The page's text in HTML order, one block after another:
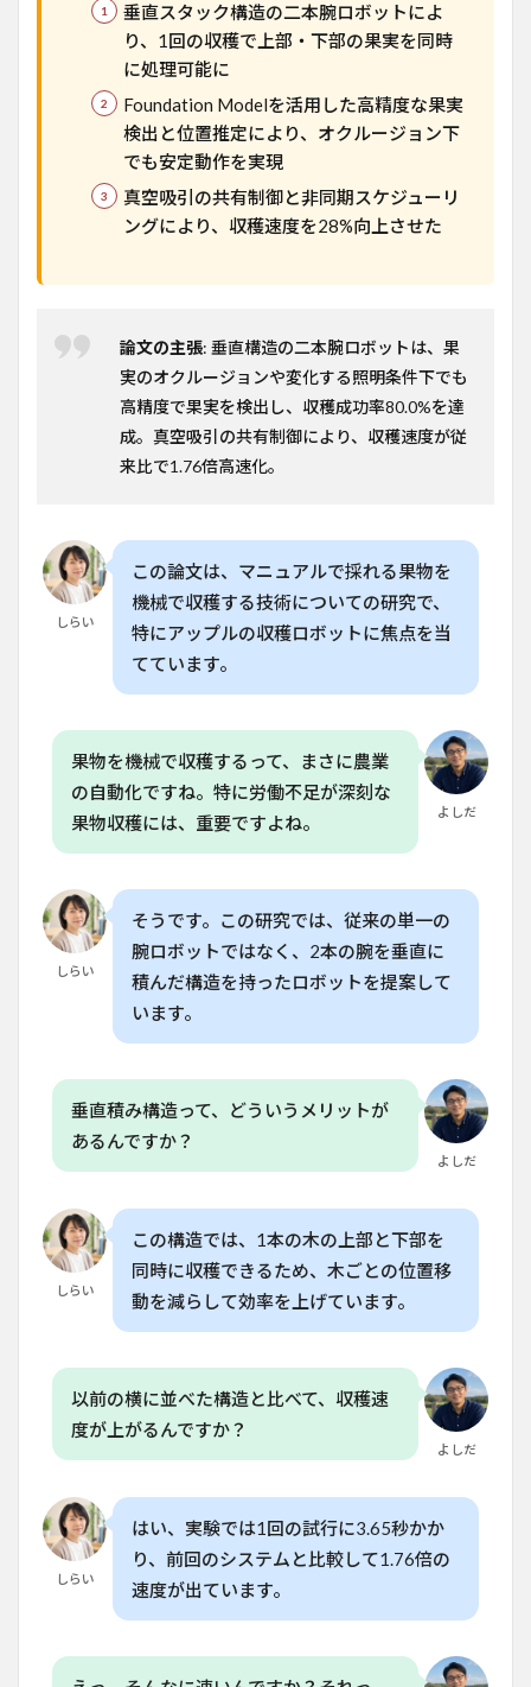
後の
課題
8
📊
本論
文の
主な
論文
垂直スタック構造の二本腕ロボットによ
り、1回の収穫で上部・下部の果実を同時
に処理可能に
Foundation Modelを活用した高精度な果実
検出と位置推定により、オクルージョン下
でも安定動作を実現
真空吸引の共有制御と非同期スケジューリ
ングにより、収穫速度を28%向上させた
論文の主張: 垂直構造の二本腕ロボットは、果
実のオクルージョンや変化する照明条件下でも
高精度で果実を検出し、収穫成功率80.0%を達
成。真空吸引の共有制御により、収穫速度が従
来比で1.76倍高速化。
しらい
この論文は、マニュアルで採れる果物を
機械で収穫する技術についての研究で、
特にアップルの収穫ロボットに焦点を当
てています。
よしだ
果物を機械で収穫するって、まさに農業
の自動化ですね。特に労働不足が深刻な
果物収穫には、重要ですよね。
しらい
そうです。この研究では、従来の単一の
腕ロボットではなく、2本の腕を垂直に
積んだ構造を持ったロボットを提案して
います。
よしだ
垂直積み構造って、どういうメリットが
あるんですか？
しらい
この構造では、1本の木の上部と下部を
同時に収穫できるため、木ごとの位置移
動を減らして効率を上げています。
よしだ
以前の横に並べた構造と比べて、収穫速
度が上がるんですか？
しらい
はい、実験では1回の試行に3.65秒かか
り、前回のシステムと比較して1.76倍の
速度が出ています。